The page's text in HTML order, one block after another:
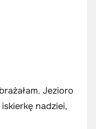
Jezioro
nadziei,